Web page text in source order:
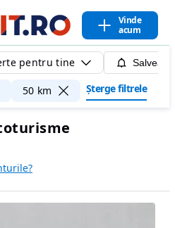
Vinde
acum
pentru tine
50 km Șterge filtrele